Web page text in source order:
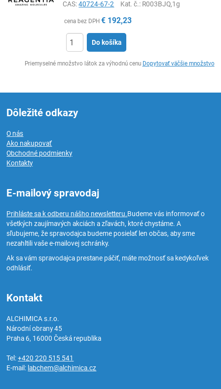
CAS:40724-67-2 Kat. č.: R003BJQ,1g
cena bez DPH € 192,23
Do košíka
Priemyselné množstvo látok za výhodnú cenu Dopytovať väčšie množstvo
Dôležité odkazy
O nás
Ako nakupovať
Obchodné podmienky
Kontakty
E-mailový spravodaj
Prihláste sa k odberu nášho newsletteru.Budeme vás informovať o
všetkých zaujímavých akciách a zľavách, ktoré chystáme. A
sľubujeme, že spravodajca budeme posielať len občas, aby sme
nezahltili vaše e-mailovej schránky.
Ak sa vám spravodajca prestane páčiť, máte možnosť sa kedykoľvek
odhlásiť.
Kontakt
ALCHIMICA s.r.o.
Národní obrany 45
Praha 6, 16000Česká republika
Tel:+420 220 515 541
E-mail: labchem@alchimica.cz